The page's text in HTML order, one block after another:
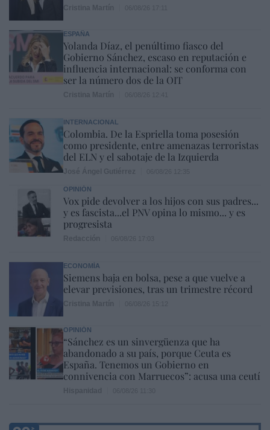
ESPAÑA
Yolanda Díaz, el penúltimo fiasco del
Gobierno Sánchez, escaso en reputación e
influencia internacional: se conforma con
ser la número dos de la OIT
INTERNACIONAL
Colombia. De la Espriella toma posesión
como presidente, entre amenazas terroristas
del ELN y el sabotaje de la Izquierda
OPINIÓN
Vox pide devolver a los hijos con sus padres...
y es fascista...el PNV opina lo mismo... y es
progresista
ECONOMÍA
Siemens baja en bolsa, pese a que vuelve a
elevar previsiones, tras un trimestre récord
OPINIÓN
“Sánchez es un sinvergüenza que ha
abandonado a su país, porque Ceuta es
España. Tenemos un Gobierno en
connivencia con Marruecos”: acusa una ceutí